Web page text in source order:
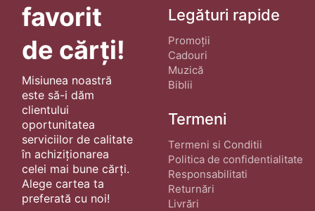
favorit
de cărți!
Misiunea noastră
este să-i dăm
clientului
oportunitatea
serviciilor de calitate
în achiziționarea
celei mai bune cărți.
Alege cartea ta
preferată cu noi!
Legături rapide
Promoții
Cadouri
Muzică
Biblii
Termeni
Termeni si Conditii
Politica de confidentialitate
Responsabilitati
Returnări
Livrări